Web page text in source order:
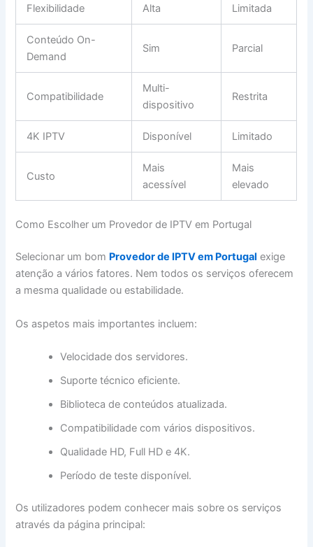
Flexibilidade Alta Limitada
Conteúdo On-
Demand
Sim Parcial
Compatibilidade
Multi-
dispositivo
Restrita
4K IPTV Disponível Limitado
Custo
Mais
acessível
Mais
elevado
Como Escolher um Provedor de IPTV em Portugal
Selecionar um bom Provedor de IPTV em Portugal exige
atenção a vários fatores. Nem todos os serviços oferecem
a mesma qualidade ou estabilidade.
Os aspetos mais importantes incluem:
Velocidade dos servidores.
Suporte técnico eficiente.
Biblioteca de conteúdos atualizada.
Compatibilidade com vários dispositivos.
Qualidade HD, Full HD e 4K.
Período de teste disponível.
Os utilizadores podem conhecer mais sobre os serviços
através da página principal: